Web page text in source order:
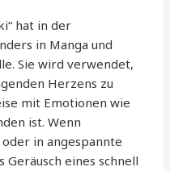
hat in der
in Manga und
Sie wird verwendet,
Herzens zu
mit Emotionen wie
ist. Wenn
in angespannte
eines schnell